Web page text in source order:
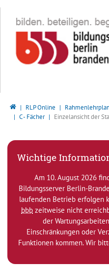
Bildungsserver Berlin -
RLP Online
C - Fächer
Einzelansicht der
Wichtige
Am 10. August 2026
Bildungsserver Berlin-
laufenden Betrieb erfolgen
bbb zeitweise nicht
der
Einschränkungen oder
Funktionen kommen. Wir